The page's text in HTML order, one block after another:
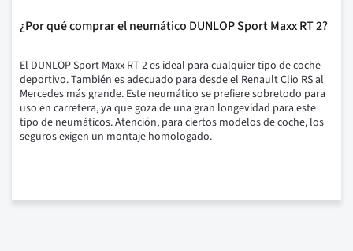
¿Por qué comprar el neumático DUNLOP Sport Maxx RT 2?
El DUNLOP Sport Maxx RT 2 es ideal para cualquier tipo de coche
deportivo.También es adecuado para desde el Renault Clio RS al
Mercedes más grande. Este neumático se prefiere sobretodo para
uso en carretera, ya que goza de una gran longevidad para este
tipo de neumáticos.Atención, para ciertos modelos de coche, los
seguros exigen un montaje homologado.